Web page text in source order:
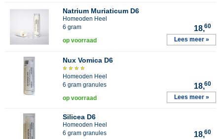
Natrium Muriaticum D6
Homeoden Heel
6 gram
18,60
op voorraad Lees meer »
Nux Vomica D6
Homeoden Heel
6 gram granules
18,60
op voorraad Lees meer »
Silicea D6
Homeoden Heel
6 gram granules
18,60